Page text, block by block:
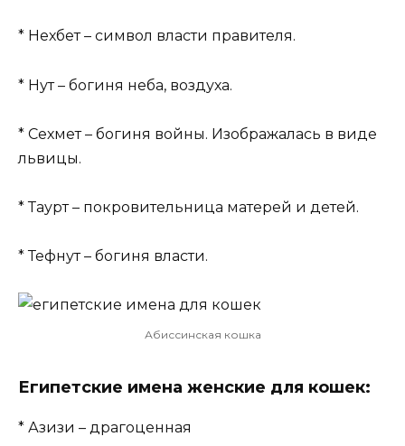
* Нехбет – символ власти правителя.
* Нут – богиня неба, воздуха.
* Сехмет – богиня войны. Изображалась в виде
львицы.
* Таурт – покровительница матерей и детей.
* Тефнут – богиня власти.
Абиссинская кошка
Египетские имена женские для кошек:
* Азизи – драгоценная